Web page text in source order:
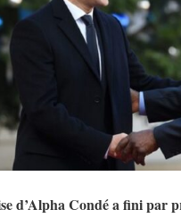
d’Alpha Condé a fini par